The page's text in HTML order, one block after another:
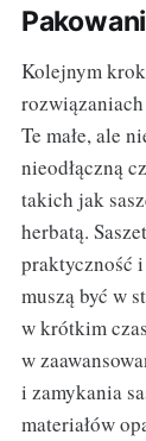
Kolejnym
Te małe, ale
nieodłączną
takich jak
herbatą.
praktyczność
muszą być w
w krótkim
w
i zamykania
materiałów